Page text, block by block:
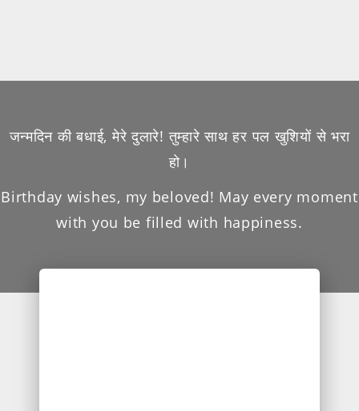
जन्मदिन की बधाई, मेरे दुलारे! तुम्हारे साथ हर पल खुशियों से भरा
हो।
Birthday wishes, my beloved! May every moment
with you be filled with happiness.